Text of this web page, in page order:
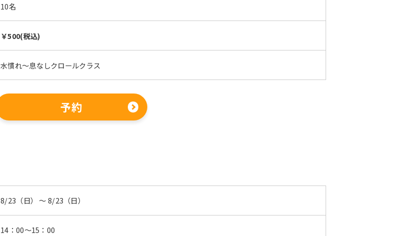
10名
￥500(税込)
水慣れ～息なしクロールクラス
予約
8/23（日） 〜 8/23（日）
14：00～15：00
However, if you use an automatic
translated mechanically, so it may
original content. We ask that you
fully understand this before using
Automatic translation start